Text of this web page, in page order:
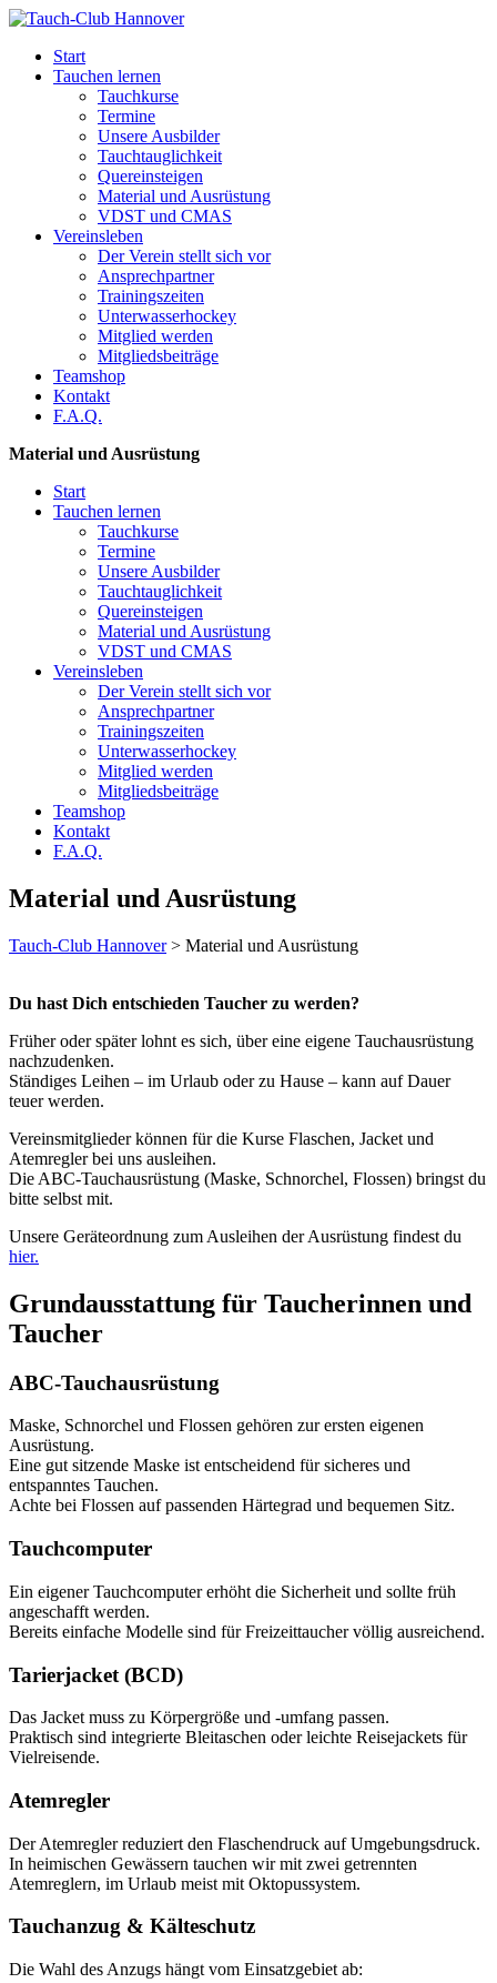
Start
Tauchen lernen
Tauchkurse
Termine
Unsere Ausbilder
Tauchtauglichkeit
Quereinsteigen
Material und Ausrüstung
VDST und CMAS
Vereinsleben
Der Verein stellt sich vor
Ansprechpartner
Trainingszeiten
Unterwasserhockey
Mitglied werden
Mitgliedsbeiträge
Teamshop
Kontakt
F.A.Q.
Material und Ausrüstung
Start
Tauchen lernen
Tauchkurse
Termine
Unsere Ausbilder
Tauchtauglichkeit
Quereinsteigen
Material und Ausrüstung
VDST und CMAS
Vereinsleben
Der Verein stellt sich vor
Ansprechpartner
Trainingszeiten
Unterwasserhockey
Mitglied werden
Mitgliedsbeiträge
Teamshop
Kontakt
F.A.Q.
Material und Ausrüstung
Tauch-Club Hannover> Material und Ausrüstung
Du hast Dich entschieden Taucher zu werden?
Früher oder später lohnt es sich, über eine eigene Tauchausrüstung
nachzudenken.
Ständiges Leihen – im Urlaub oder zu Hause – kann auf Dauer
teuer werden.
Vereinsmitglieder können für die Kurse Flaschen, Jacket und
Atemregler bei uns ausleihen.
Die ABC-Tauchausrüstung (Maske, Schnorchel, Flossen) bringst du
bitte selbst mit.
Unsere Geräteordnung zum Ausleihen der Ausrüstung findest du
hier.
Grundausstattung für Taucherinnen und
Taucher
ABC-Tauchausrüstung
Maske, Schnorchel und Flossen gehören zur ersten eigenen
Ausrüstung.
Eine gut sitzende Maske ist entscheidend für sicheres und
entspanntes Tauchen.
Achte bei Flossen auf passenden Härtegrad und bequemen Sitz.
Tauchcomputer
Ein eigener Tauchcomputer erhöht die Sicherheit und sollte früh
angeschafft werden.
Bereits einfache Modelle sind für Freizeittaucher völlig ausreichend.
Tarierjacket (BCD)
Das Jacket muss zu Körpergröße und -umfang passen.
Praktisch sind integrierte Bleitaschen oder leichte Reisejackets für
Vielreisende.
Atemregler
Der Atemregler reduziert den Flaschendruck auf Umgebungsdruck.
In heimischen Gewässern tauchen wir mit zwei getrennten
Atemreglern, im Urlaub meist mit Oktopussystem.
Tauchanzug & Kälteschutz
Die Wahl des Anzugs hängt vom Einsatzgebiet ab: